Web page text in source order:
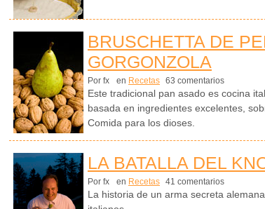
BRUSCHETTA DE
GORGONZOLA
Por fx en Recetas 63 comentarios
Este tradicional pan asado es cocina
basada en ingredientes excelentes,
Comida para los dioses.
LA BATALLA DEL
Por fx en Recetas 41 comentarios
La historia de un arma secreta